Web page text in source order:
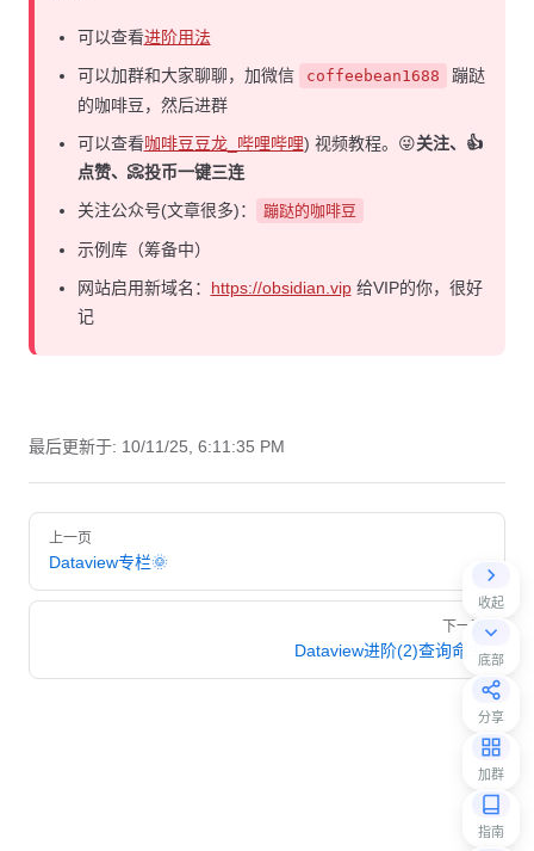
收起
底部
分享
加群
指南
可以查看进阶用法
可以加群和大家聊聊，加微信
coffeebean1688
蹦跶
的咖啡豆，然后进群
可以查看咖啡豆豆龙_哔哩哔哩) 视频教程。😜关注、👍
点赞、📀投币一键三连
关注公众号(文章很多)：
蹦跶的咖啡豆
示例库（筹备中）
网站启用新域名： https://obsidian.vip给VIP的你，很好
记
最后更新于: 10/11/25, 6:11:35 PM
Pager
上一页
Dataview专栏🌞
下一页
Dataview进阶(2)查询命令